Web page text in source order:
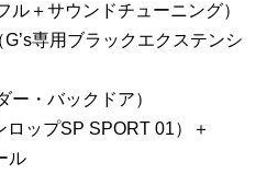
ル＋サウンドチューニング）
専用ブラックエクステンシ
ー・バックドア）
ップSP SPORT 01）＋
ル